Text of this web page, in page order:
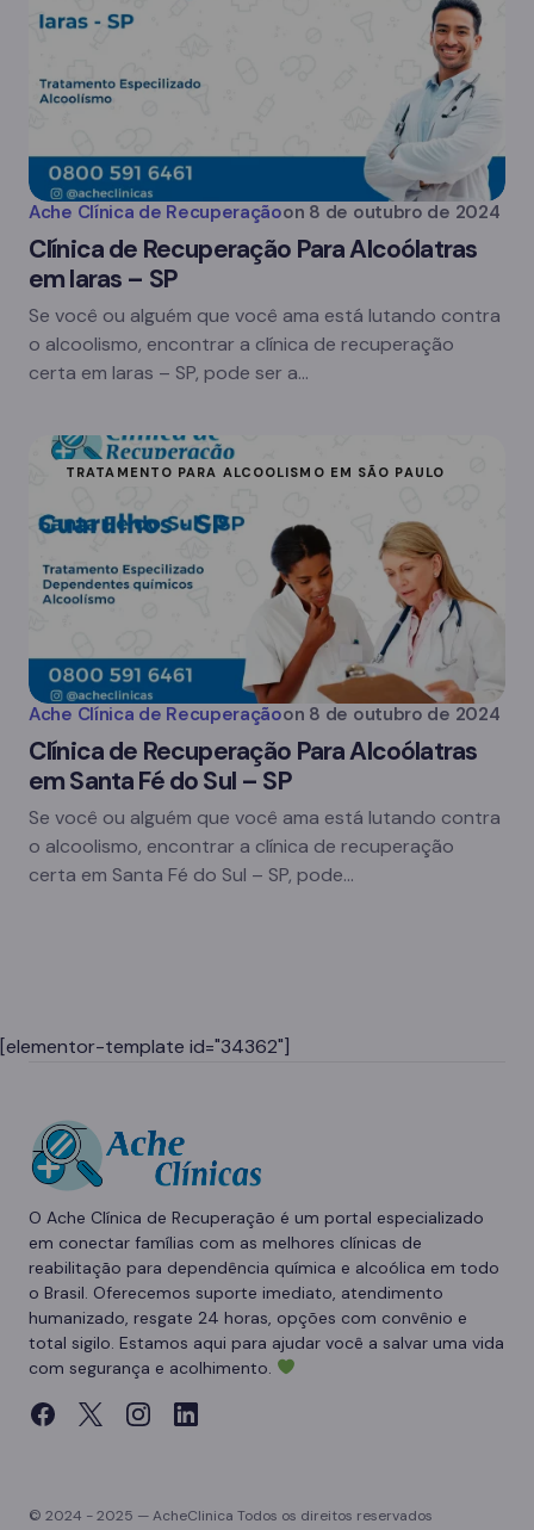
Ache Clínica de Recuperaçãoon 8 de outubro de 2024
Clínica de Recuperação Para Alcoólatras
em Iaras – SP
Se você ou alguém que você ama está lutando contra
o alcoolismo, encontrar a clínica de recuperação
certa em Iaras – SP, pode ser a…
TRATAMENTO PARA ALCOOLISMO EM SÃO PAULO
Ache Clínica de Recuperaçãoon 8 de outubro de 2024
Clínica de Recuperação Para Alcoólatras
em Santa Fé do Sul – SP
Se você ou alguém que você ama está lutando contra
o alcoolismo, encontrar a clínica de recuperação
certa em Santa Fé do Sul – SP, pode…
[elementor-template id="34362"]
O Ache Clínica de Recuperação é um portal especializado
em conectar famílias com as melhores clínicas de
reabilitação para dependência química e alcoólica em todo
o Brasil. Oferecemos suporte imediato, atendimento
humanizado, resgate 24 horas, opções com convênio e
total sigilo. Estamos aqui para ajudar você a salvar uma vida
com segurança e acolhimento.
© 2024 - 2025 — AcheClinica Todos os direitos reservados